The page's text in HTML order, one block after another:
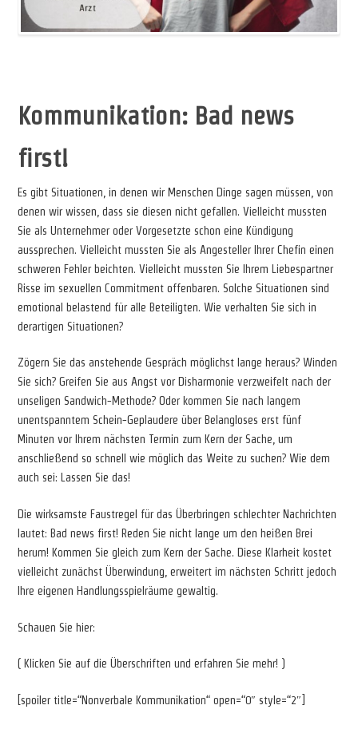
Kommunikation: Bad news
first!
Es gibt Situationen, in denen wir Menschen Dinge sagen müssen, von
denen wir wissen, dass sie diesen nicht gefallen. Vielleicht mussten
Sie als Unternehmer oder Vorgesetzte schon eine Kündigung
aussprechen. Vielleicht mussten Sie als Angesteller Ihrer Chefin einen
schweren Fehler beichten. Vielleicht mussten Sie Ihrem Liebespartner
Risse im sexuellen Commitment offenbaren. Solche Situationen sind
emotional belastend für alle Beteiligten. Wie verhalten Sie sich in
derartigen Situationen?
Zögern Sie das anstehende Gespräch möglichst lange heraus? Winden
Sie sich? Greifen Sie aus Angst vor Disharmonie verzweifelt nach der
unseligen Sandwich-Methode? Oder kommen Sie nach langem
unentspanntem Schein-Geplaudere über Belangloses erst fünf
Minuten vor Ihrem nächsten Termin zum Kern der Sache, um
anschließend so schnell wie möglich das Weite zu suchen? Wie dem
auch sei: Lassen Sie das!
Die wirksamste Faustregel für das Überbringen schlechter Nachrichten
lautet: Bad news first! Reden Sie nicht lange um den heißen Brei
herum! Kommen Sie gleich zum Kern der Sache. Diese Klarheit kostet
vielleicht zunächst Überwindung, erweitert im nächsten Schritt jedoch
Ihre eigenen Handlungsspielräume gewaltig.
Schauen Sie hier:
( Klicken Sie auf die Überschriften und erfahren Sie mehr! )
[spoiler title=“Nonverbale Kommunikation“ open=“0″ style=“2″]